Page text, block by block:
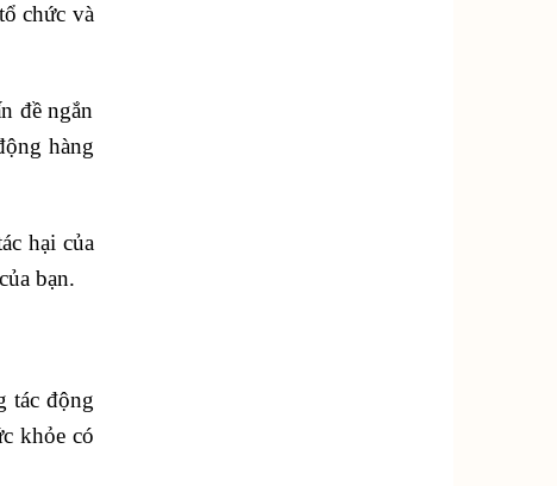
chức và
đề ngắn
hàng
hại của
bạn.
tác động
khỏe có